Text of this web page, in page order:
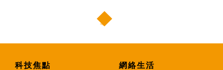
科技焦點 網絡生活